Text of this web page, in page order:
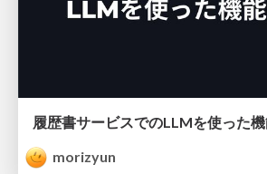
履歴書サービスでのLLMを使った
morizyun